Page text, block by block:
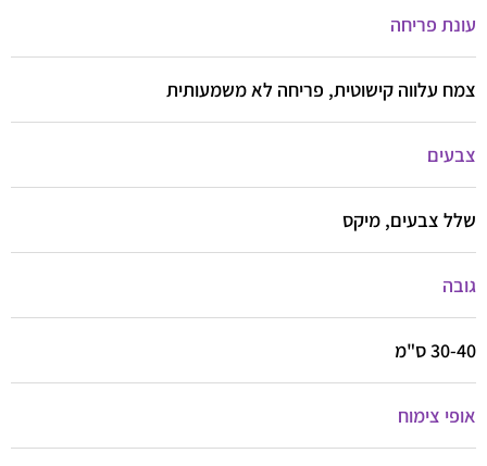
עונת פריחה
צמח עלווה קישוטית, פריחה לא משמעותית
צבעים
שלל צבעים, מיקס
גובה
30-40 ס"מ
אופי צימוח